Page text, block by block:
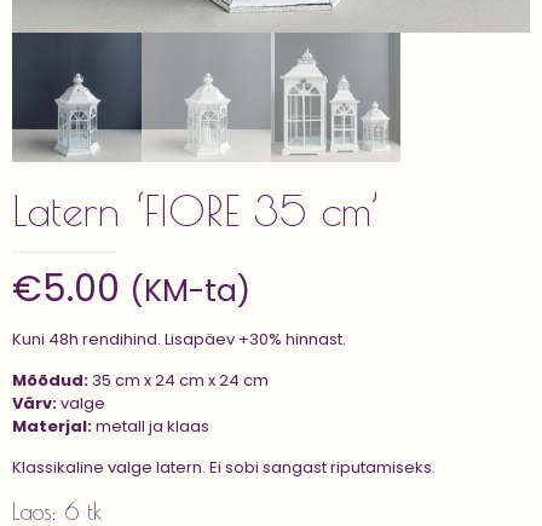
Latern ‘FIORE 35 cm’
€5.00 (KM-ta)
Kuni 48h rendihind. Lisapäev +30% hinnast.
Mõõdud:35 cm x 24 cm x 24 cm
Värv:valge
Materjal:metall ja klaas
Klassikaline valge latern. Ei sobi sangast riputamiseks.
Laos: 6 tk